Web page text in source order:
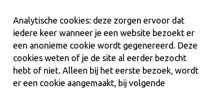
Analytische cookies: deze zorgen ervoor dat
iedere keer wanneer je een website bezoekt er
een anonieme cookie wordt gegenereerd. Deze
cookies weten of je de site al eerder bezocht
hebt of niet. Alleen bij het eerste bezoek, wordt
er een cookie aangemaakt, bij volgende